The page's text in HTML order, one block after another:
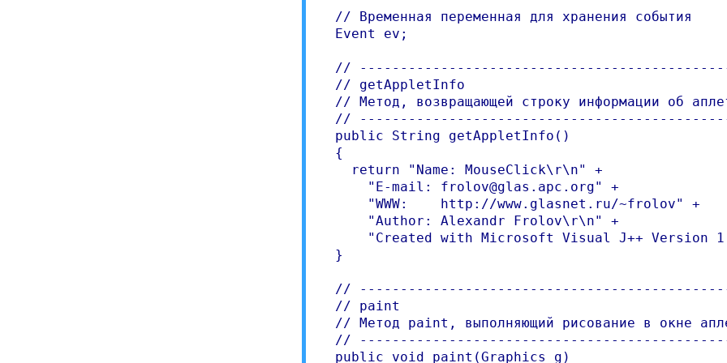
  // Временная переменная для хранения события
  Event ev;
//
  // getAppletInfo
// Метод, возвращающей строку информации об
//
  public String getAppletInfo()
  {
    return "Name: MouseClick\r\n" +
      "E-mail: frolov@glas.apc.org" +
      "WWW:    http://www.glasnet.ru/~frolov" +
      "Author: Alexandr Frolov\r\n" +
"Created with Microsoft Visual J++ Version
  }
//
  // paint
// Метод paint, выполняющий рисование в окне
//
  public void paint(Graphics g)